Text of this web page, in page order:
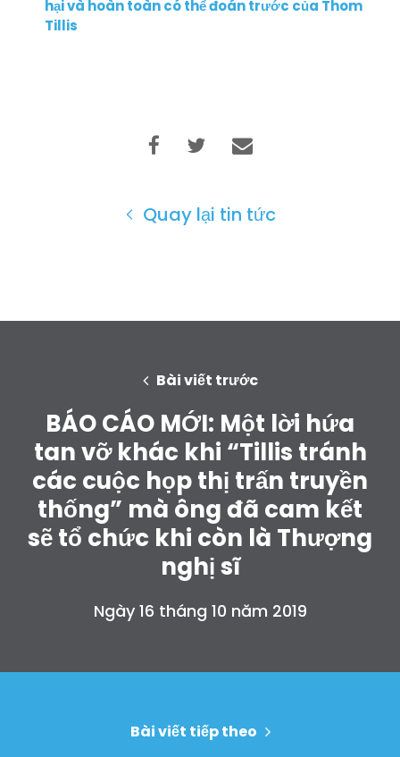
Take Back the Courts
Làm việc với chúng tôi
Bữa tiệc của bạn
Hoạt động
hại và hoàn toàn có thể đoán trước của Thom
Tillis
Quay lại tin tức
Bài viết trước
BÁO CÁO MỚI: Một lời hứa
tan vỡ khác khi “Tillis tránh
các cuộc họp thị trấn truyền
thống” mà ông đã cam kết
sẽ tổ chức khi còn là Thượng
nghị sĩ
Ngày 16 tháng 10 năm 2019
Bài viết tiếp theo